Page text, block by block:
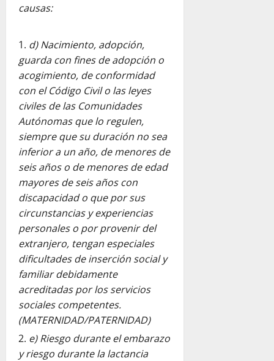
causas:
d) Nacimiento, adopción,
guarda con fines de adopción o
acogimiento, de conformidad
con el Código Civil o las leyes
civiles de las Comunidades
Autónomas que lo regulen,
siempre que su duración no sea
inferior a un año, de menores de
seis años o de menores de edad
mayores de seis años con
discapacidad o que por sus
circunstancias y experiencias
personales o por provenir del
extranjero, tengan especiales
dificultades de inserción social y
familiar debidamente
acreditadas por los servicios
sociales competentes.
(MATERNIDAD/PATERNIDAD)
e) Riesgo durante el embarazo
y riesgo durante la lactancia